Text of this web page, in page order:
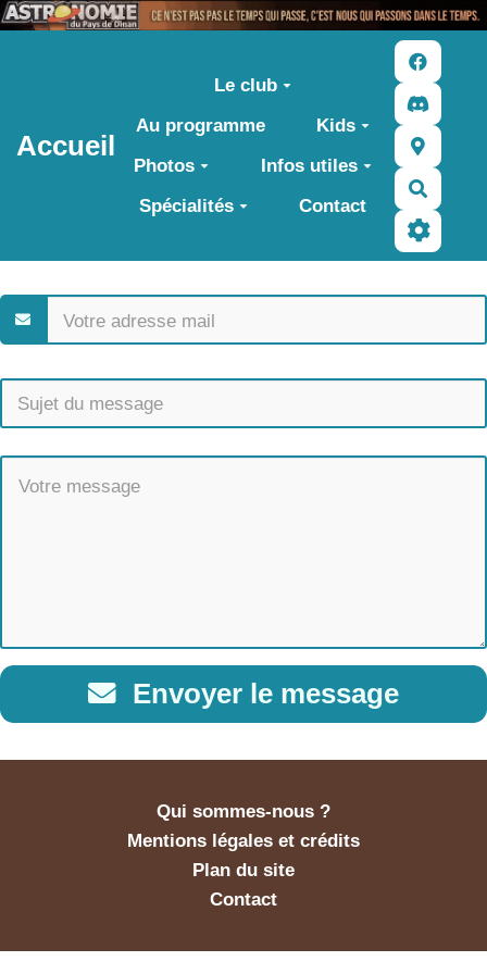
Accueil
Le club
Au programme
Kids
Photos
Infos utiles
Spécialités
Contact
Envoyer le message
Qui sommes-nous ?
Mentions légales et crédits
Plan du site
Contact